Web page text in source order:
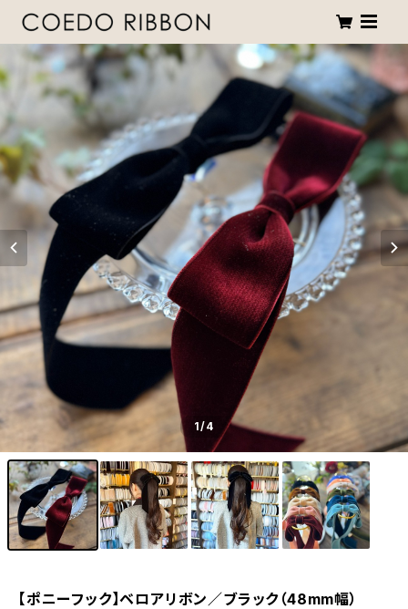
1/4
【ポニーフック】ベロアリボン／ブラック（48mm幅）